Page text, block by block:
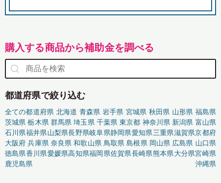
購入する商品から補助金を調べる
都道府県で絞り込む
全ての都道府県 北海道 青森県 岩手県 宮城県 秋田県 山形県 福島県
茨城県 栃木県 群馬県 埼玉県 千葉県 東京都 神奈川県 新潟県 富山県
石川県福井県山梨県長野県岐阜県静岡県愛知県三重県滋賀県京都府
大阪府 兵庫県 奈良県 和歌山県 鳥取県 島根県 岡山県 広島県 山口県
徳島県香川県愛媛県高知県福岡県佐賀県長崎県熊本県大分県宮崎県
鹿児島県
沖縄県